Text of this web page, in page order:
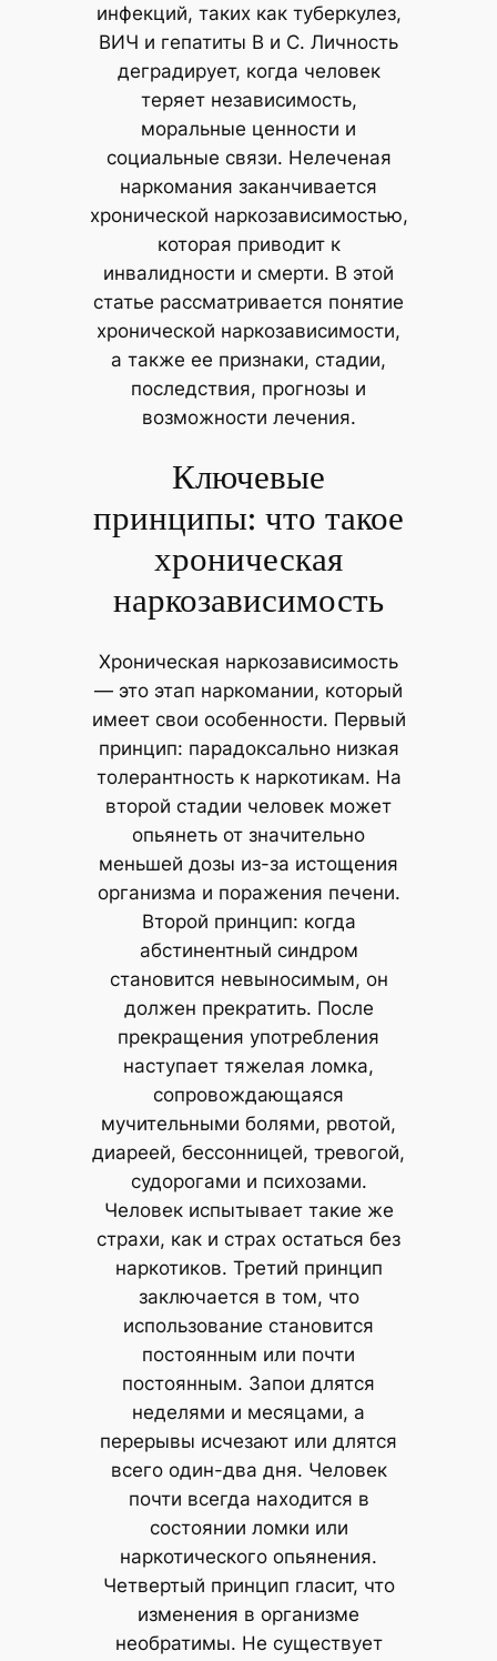
инфекций, таких как туберкулез,
ВИЧ и гепатиты B и C. Личность
деградирует, когда человек
теряет независимость,
моральные ценности и
социальные связи. Нелеченая
наркомания заканчивается
хронической наркозависимостью,
которая приводит к
инвалидности и смерти. В этой
статье рассматривается понятие
хронической наркозависимости,
а также ее признаки, стадии,
последствия, прогнозы и
возможности лечения.
Ключевые
принципы: что такое
хроническая
наркозависимость
Хроническaя наркозависимость
— это этап наркомании, который
имеет свои особенности. Первый
принцип: парадоксально низкая
толерантность к наркотикам. На
второй стадии человек может
опьянеть от значительно
меньшей дозы из-за истощения
организма и поражения печени.
Второй принцип: когда
абстинентный синдром
становится невыносимым, он
должен прекратить. После
прекращения употребления
наступает тяжелая ломка,
сопровождающаяся
мучительными болями, рвотой,
диареей, бессонницей, тревогой,
судорогами и психозами.
Человек испытывает такие же
страхи, как и страх остаться без
наркотиков. Третий принцип
заключается в том, что
использование становится
постоянным или почти
постоянным. Запои длятся
неделями и месяцами, а
перерывы исчезают или длятся
всего один-два дня. Человек
почти всегда находится в
состоянии ломки или
наркотического опьянения.
Четвертый принцип гласит, что
изменения в организме
необратимы. Не существует